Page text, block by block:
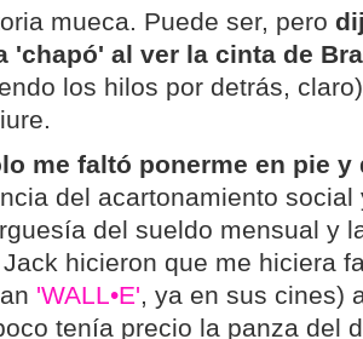
mueca. Puede ser, pero
'chapó' al ver la cinta de
los hilos por detrás,
me faltó ponerme en pie y
del acartonamiento
del sueldo mensual y
hicieron que me hiciera
'WALL•E', ya en sus cines)
tenía precio la panza del